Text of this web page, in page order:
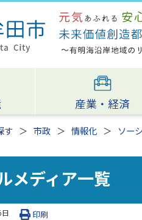
産業・経済
す 市政 情報化 ソー
メディア一覧
印刷